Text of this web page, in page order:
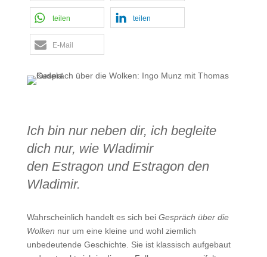
teilen teilen
E-Mail
Ich bin nur neben dir, ich begleite
dich nur, wie Wladimir
den Estragon und Estragon den
Wladimir.
Wahrscheinlich handelt es sich bei Gespräch über die
Wolken nur um eine kleine und wohl ziemlich
unbedeutende Geschichte. Sie ist klassisch aufgebaut